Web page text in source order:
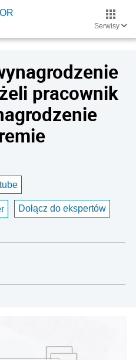
Serwisy
pracownik
Dołącz do ekspertów